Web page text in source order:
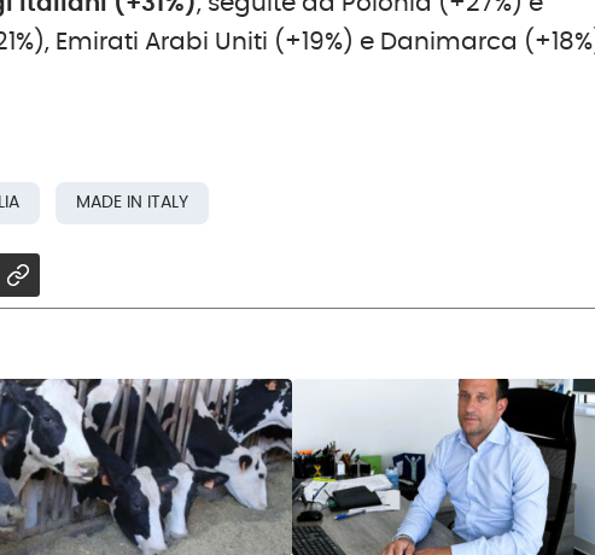
Emirati Arabi Uniti (+19%) e Danimarca
MADE IN ITALY